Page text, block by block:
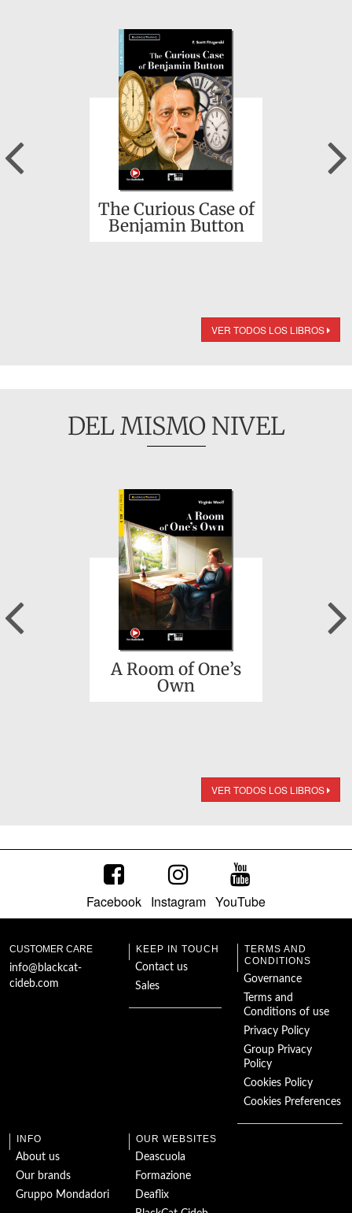
The Curious Case of
Benjamin Button
Previous
VER TODOS LOS LIBROS
DEL MISMO NIVEL
A Room of One’s
Own
Previous
VER TODOS LOS LIBROS
Facebook Instagram YouTube